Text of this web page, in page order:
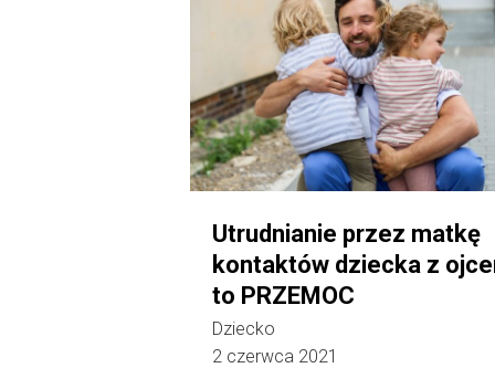
Utrudnianie przez matkę
kontaktów dziecka z
to PRZEMOC
Dziecko
2 czerwca 2021